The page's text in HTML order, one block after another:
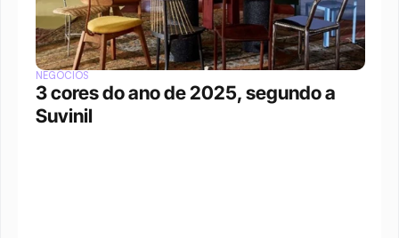
NEGÓCIOS
3 cores do ano de 2025, segundo a
Suvinil